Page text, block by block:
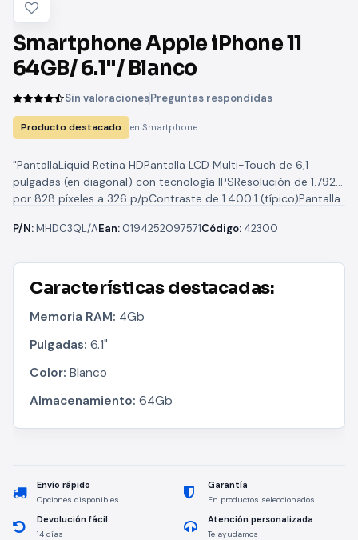
Smartphone Apple iPhone 11
64GB/ 6.1"/ Blanco
Sin valoracionesPreguntas respondidas
Producto destacado en Smartphone
"PantallaLiquid Retina HDPantalla LCD Multi-Touch de 6,1
pulgadas (en diagonal) con tecnología IPSResolución de 1.792
por 828 píxeles a 326 p/pContraste de 1.400:1 (típico)Pantalla
P/N:MHDC3QL/AEan: 0194252097571Código: 42300
Características destacadas:
Memoria RAM: 4Gb
Pulgadas: 6.1"
Color: Blanco
Almacenamiento: 64Gb
Envío rápido
Opciones disponibles
Garantía
En productos seleccionados
Devolución fácil
14 días
Atención personalizada
Te ayudamos